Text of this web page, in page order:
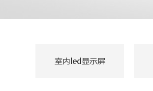
室内led显示屏